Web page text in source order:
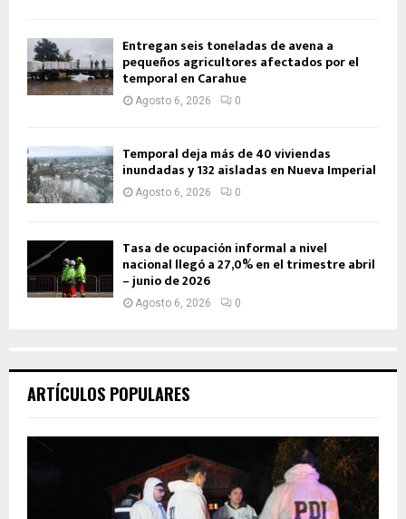
Entregan seis toneladas de avena a
pequeños agricultores afectados por el
temporal en Carahue
Agosto 6, 2026 0
Temporal deja más de 40 viviendas
inundadas y 132 aisladas en Nueva Imperial
Agosto 6, 2026 0
Tasa de ocupación informal a nivel
nacional llegó a 27,0% en el trimestre abril
– junio de 2026
Agosto 6, 2026 0
ARTÍCULOS POPULARES